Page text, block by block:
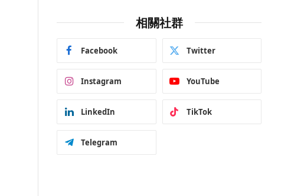
相關社群
Facebook Twitter
Instagram YouTube
LinkedIn TikTok
Telegram